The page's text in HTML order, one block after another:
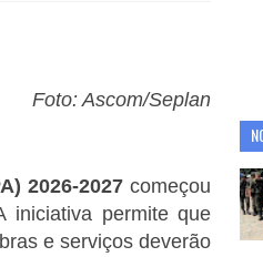
Foto: Ascom/Seplan
2026-2027começou
iniciativa permite que
e serviços deverão